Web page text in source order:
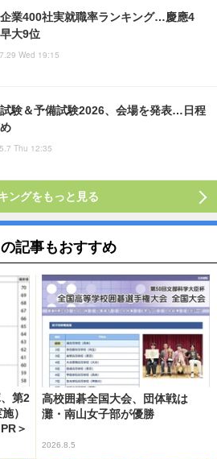
業400社実就職率ランキング…慶應4
大9位
Wed 19:15
験＆予備試験2026、会場を発表…日程
Thu 12:35
ングをもっと見る
記事もおすすめ
第2
）
＞
高校囲碁全国大会、団体戦は
灘・南山女子部が優勝
2026.8.5